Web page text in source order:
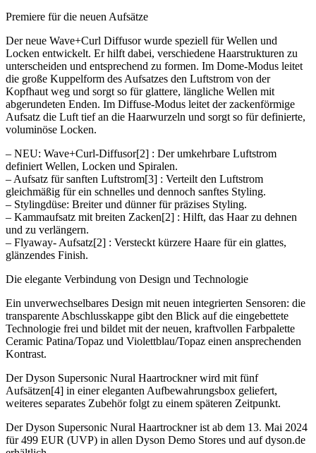
Premiere für die neuen Aufsätze
Der neue Wave+Curl Diffusor wurde speziell für Wellen und
Locken entwickelt. Er hilft dabei, verschiedene Haarstrukturen zu
unterscheiden und entsprechend zu formen. Im Dome-Modus leitet
die große Kuppelform des Aufsatzes den Luftstrom von der
Kopfhaut weg und sorgt so für glattere, längliche Wellen mit
abgerundeten Enden. Im Diffuse-Modus leitet der zackenförmige
Aufsatz die Luft tief an die Haarwurzeln und sorgt so für definierte,
voluminöse Locken.
– NEU: Wave+Curl-Diffusor[2] : Der umkehrbare Luftstrom
definiert Wellen, Locken und Spiralen.
– Aufsatz für sanften Luftstrom[3] : Verteilt den Luftstrom
gleichmäßig für ein schnelles und dennoch sanftes Styling.
– Stylingdüse: Breiter und dünner für präzises Styling.
– Kammaufsatz mit breiten Zacken[2] : Hilft, das Haar zu dehnen
und zu verlängern.
– Flyaway- Aufsatz[2] : Versteckt kürzere Haare für ein glattes,
glänzendes Finish.
Die elegante Verbindung von Design und Technologie
Ein unverwechselbares Design mit neuen integrierten Sensoren: die
transparente Abschlusskappe gibt den Blick auf die eingebettete
Technologie frei und bildet mit der neuen, kraftvollen Farbpalette
Ceramic Patina/Topaz und Violettblau/Topaz einen ansprechenden
Kontrast.
Der Dyson Supersonic Nural Haartrockner wird mit fünf
Aufsätzen[4] in einer eleganten Aufbewahrungsbox geliefert,
weiteres separates Zubehör folgt zu einem späteren Zeitpunkt.
Der Dyson Supersonic Nural Haartrockner ist ab dem 13. Mai 2024
für 499 EUR (UVP) in allen Dyson Demo Stores und auf dyson.de